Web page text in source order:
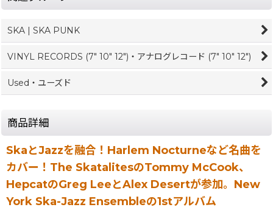
SKA | SKA PUNK
VINYL RECORDS (7" 10" 12")・アナログレコード (7" 10" 12")
Used・ユーズド
商品詳細
SkaとJazzを融合！Harlem Nocturneなど名曲を
カバー！The SkatalitesのTommy McCook、
HepcatのGreg LeeとAlex Desertが参加。New
York Ska-Jazz Ensembleの1stアルバム